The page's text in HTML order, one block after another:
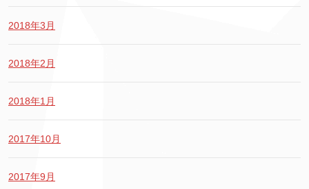
2018年3月
2018年2月
2018年1月
2017年10月
2017年9月